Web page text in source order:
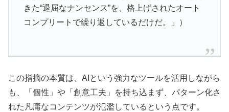
きた“退屈なナンセンス”を、格上げされたオート
コンプリートで繰り返しているだけだ。」）
この指摘の本質は、AIという強力なツールを活用しながら
も、「個性」や「創意工夫」を持ち込まず、パターン化さ
れた凡庸なコンテンツが氾濫しているという点です。